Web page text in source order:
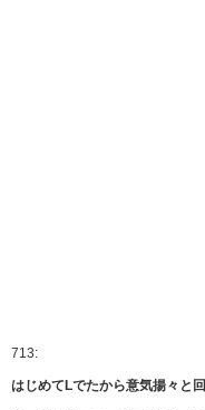
713:
はじめてLでたから意気揚々と